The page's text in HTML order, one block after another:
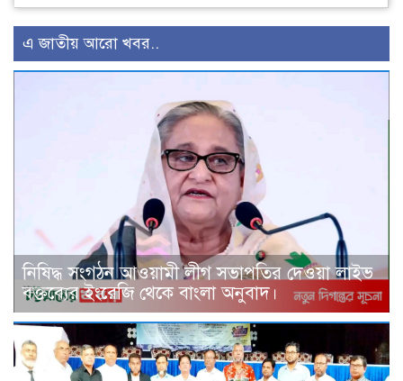
এ জাতীয় আরো খবর..
নিষিদ্ধ সংগঠন আওয়ামী লীগ সভাপতির দেওয়া লাইভ
বক্তব্যের ইংরেজি থেকে বাংলা অনুবাদ।